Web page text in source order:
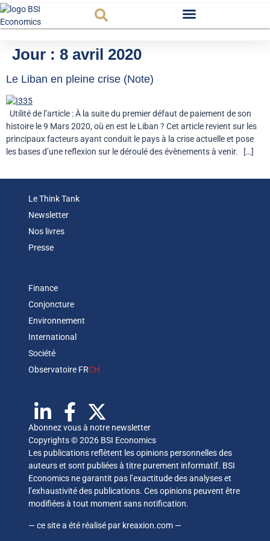
Jour : 8 avril 2020
Le Liban en pleine crise (Note)
Utilité de l’article : À la suite du premier défaut de paiement de son
histoire le 9 Mars 2020, où en est le Liban ? Cet article revient sur les
principaux facteurs ayant conduit le pays à la crise actuelle et pose
les bases d’une reflexion sur le déroulé des évènements à venir. […]
Le Think Tank
Newsletter
Nos livres
Presse
Finance
Conjoncture
Environnement
International
Société
Observatoire FRCH
Abonnez vous à notre newsletter
Copyrights © 2026 BSI Economics
Les publications reflètent les opinions personnelles des
auteurs et sont publiées à titre purement informatif. BSI
Economics ne garantit pas l’exactitude des analyses et
l’exhaustivité des publications. Ces opinions peuvent être
modifiées à tout moment sans notification.
— ce site a été réalisé par kreaxion.com —